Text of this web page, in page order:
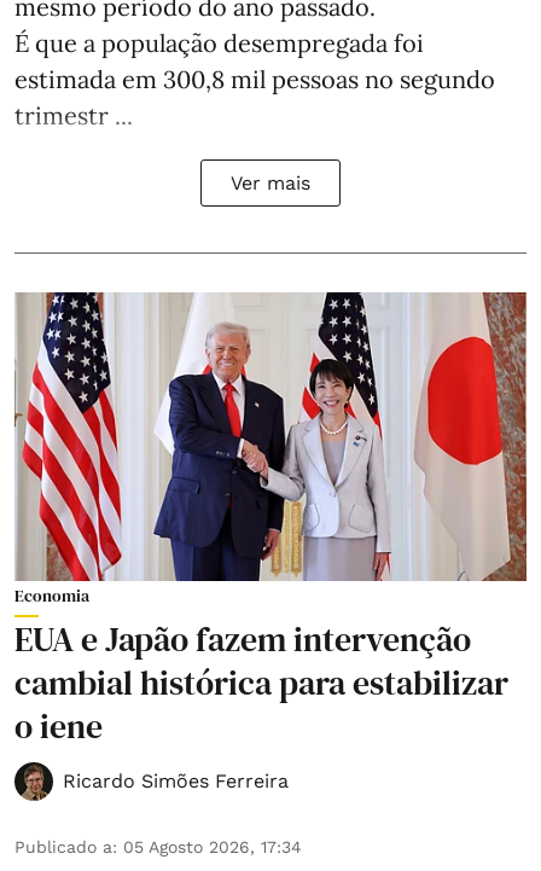
mesmo período do ano passado.
É que a população desempregada foi
estimada em 300,8 mil pessoas no segundo
trimestr ...
Ver mais
Economia
EUA e Japão fazem intervenção
cambial histórica para estabilizar
o iene
Ricardo Simões Ferreira
Publicado a: 05 Agosto 2026, 17:34